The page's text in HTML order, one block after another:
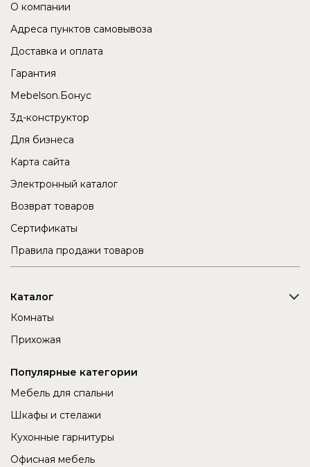
О компании
Адреса пунктов самовывоза
Доставка и оплата
Гарантия
Mebelson.Бонус
3д-конструктор
Для бизнеса
Карта сайта
Электронный каталог
Возврат товаров
Сертификаты
Правила продажи товаров
Каталог
Комнаты
Прихожая
Популярные категории
Мебель для спальни
Шкафы и стелажи
Кухонные гарнитуры
Офисная мебель